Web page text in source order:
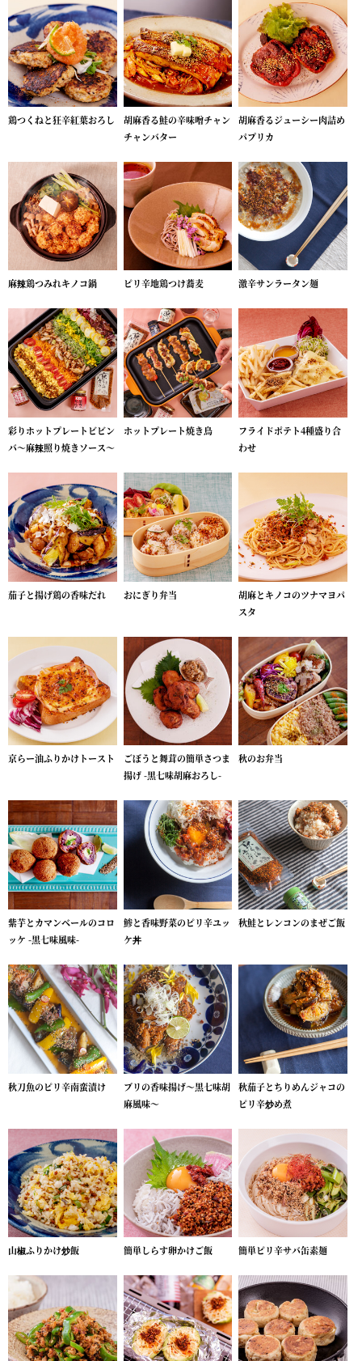
鶏つくねと狂辛紅葉おろし
胡麻香る鮭の辛味噌チャン
チャンバター
胡麻香るジューシー肉詰め
パプリカ
麻辣鶏つみれキノコ鍋 ピリ辛地鶏つけ蕎麦 激辛サンラータン麺
彩りホットプレートビビン
バ～麻辣照り焼きソース～
ホットプレート焼き鳥
フライドポテト4種盛り合
わせ
茄子と揚げ鶏の香味だれ おにぎり弁当
胡麻とキノコのツナマヨパ
スタ
京らー油ふりかけトースト
ごぼうと舞茸の簡単さつま
揚げ -黒七味胡麻おろし-
秋のお弁当
紫芋とカマンベールのコロ
ッケ -黒七味風味-
鯵と香味野菜のピリ辛ユッ
ケ丼
秋鮭とレンコンのまぜご飯
秋刀魚のピリ辛南蛮漬け
ブリの香味揚げ～黒七味胡
麻風味～
秋茄子とちりめんジャコの
ピリ辛炒め煮
山椒ふりかけ炒飯 簡単しらす卵かけご飯 簡単ピリ辛サバ缶素麺